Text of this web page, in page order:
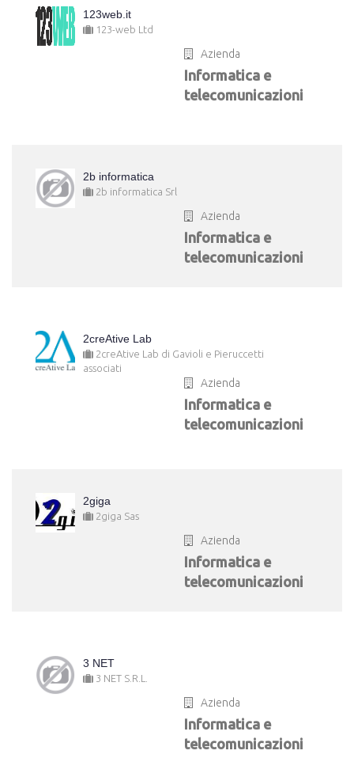
123web.it
123-web Ltd
Azienda
Informatica e
telecomunicazioni
2b informatica
2b informatica Srl
Azienda
Informatica e
telecomunicazioni
2creAtive Lab
2creAtive Lab di Gavioli e Pieruccetti
associati
Azienda
Informatica e
telecomunicazioni
2giga
2giga Sas
Azienda
Informatica e
telecomunicazioni
3 NET
3 NET S.R.L.
Azienda
Informatica e
telecomunicazioni